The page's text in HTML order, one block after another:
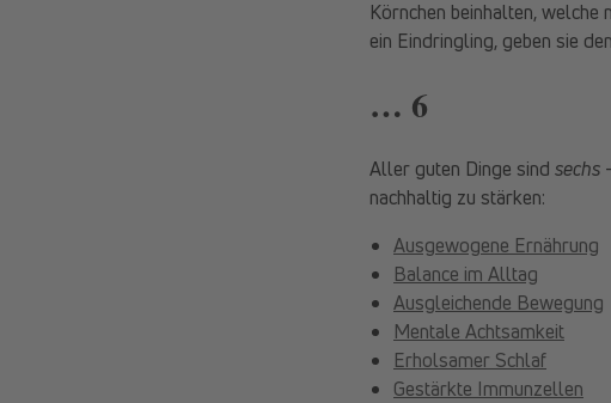
Körnchen beinhalten, welche
ein Eindringling, geben sie
… 6
Aller guten Dinge sind sechs
nachhaltig zu stärken:
Ausgewogene Ernährung
Balance im Alltag
Ausgleichende Bewegung
Mentale Achtsamkeit
Erholsamer Schlaf
Gestärkte Immunzellen